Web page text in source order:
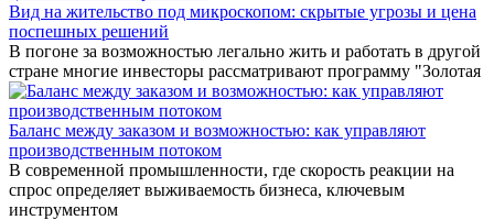
Вид на жительство под микроскопом: скрытые угрозы и цена
поспешных решений
В погоне за возможностью легально жить и работать в другой
стране многие инвесторы рассматривают программу "Золотая
Баланс между заказом и возможностью: как управляют
производственным потоком
В современной промышленности, где скорость реакции на
спрос определяет выживаемость бизнеса, ключевым
инструментом